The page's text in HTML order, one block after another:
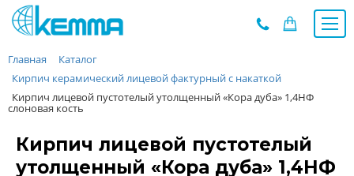
Каталог
Прайс
О заводе
Контакты
Главная
Каталог
Кирпич керамический лицевой фактурный с накаткой
Кирпич лицевой пустотелый утолщенный «Кора дуба» 1,4НФ
слоновая кость
Кирпич лицевой пустотелый
утолщенный «Кора дуба» 1,4НФ